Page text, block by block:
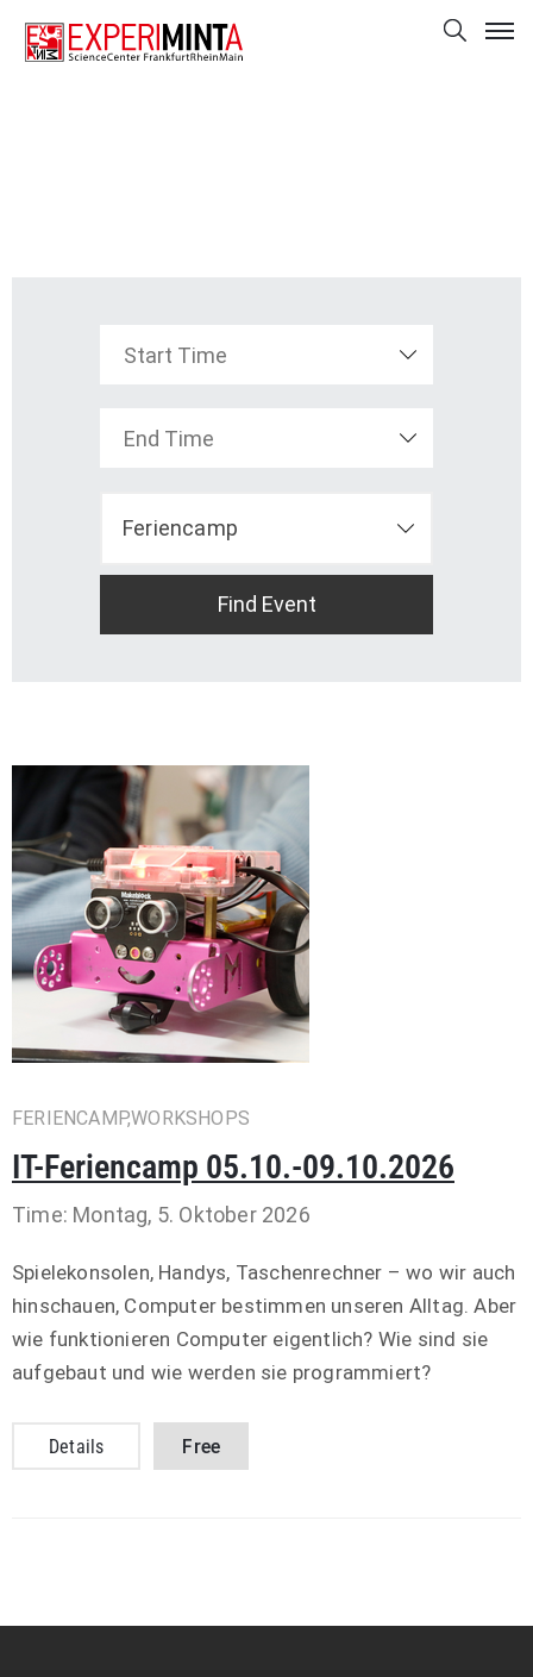
Feriencamp
FERIENCAMP,WORKSHOPS
IT-Feriencamp 05.10.-09.10.2026
Time: Montag, 5. Oktober 2026
Spielekonsolen, Handys, Taschenrechner – wo wir auch
hinschauen, Computer bestimmen unseren Alltag. Aber
wie funktionieren Computer eigentlich? Wie sind sie
aufgebaut und wie werden sie programmiert?
Details Free